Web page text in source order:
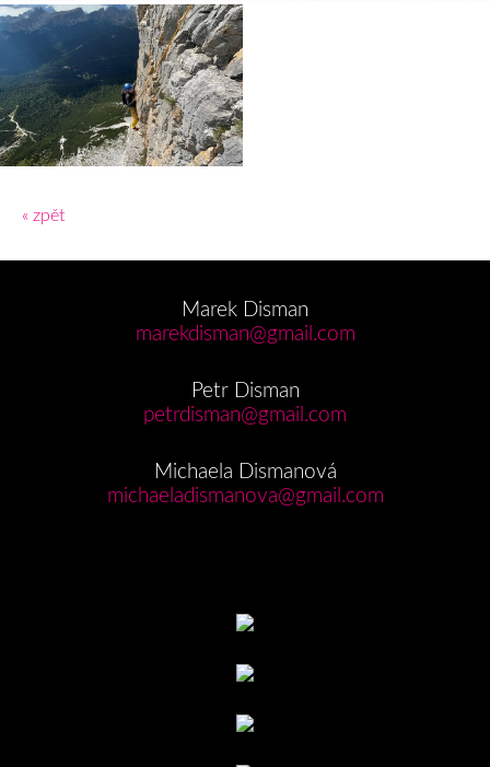
« zpět
Marek Disman
marekdisman@gmail.com
Petr Disman
petrdisman@gmail.com
Michaela Dismanová
michaeladismanova@gmail.com